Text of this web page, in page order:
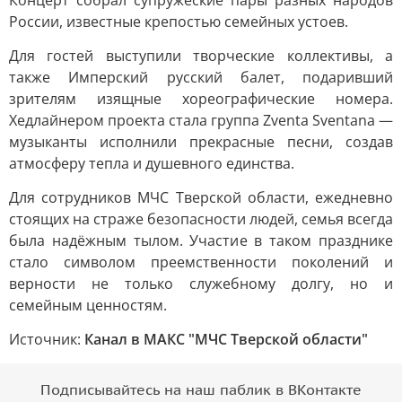
России, известные крепостью семейных устоев.
Для гостей выступили творческие коллективы, а
также Имперский русский балет, подаривший
зрителям изящные хореографические номера.
Хедлайнером проекта стала группа Zventa Sventana —
музыканты исполнили прекрасные песни, создав
атмосферу тепла и душевного единства.
Для сотрудников МЧС Тверской области, ежедневно
стоящих на страже безопасности людей, семья всегда
была надёжным тылом. Участие в таком празднике
стало символом преемственности поколений и
верности не только служебному долгу, но и
семейным ценностям.
Источник: Канал в МАКС "МЧС Тверской области"
Подписывайтесь на наш паблик в ВКонтакте